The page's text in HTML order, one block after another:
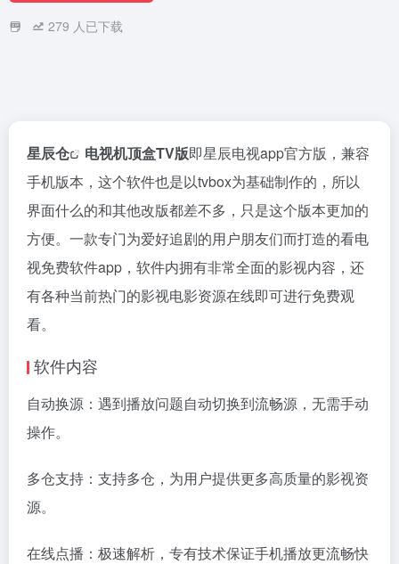
279 人已下载
星辰仓 电视机顶盒TV版即星辰电视app官方版，兼容
手机版本，这个软件也是以tvbox为基础制作的，所以
界面什么的和其他改版都差不多，只是这个版本更加的
方便。一款专门为爱好追剧的用户朋友们而打造的看电
视免费软件app，软件内拥有非常全面的影视内容，还
有各种当前热门的影视电影资源在线即可进行免费观
看。
软件内容
自动换源：遇到播放问题自动切换到流畅源，无需手动
操作。
多仓支持：支持多仓，为用户提供更多高质量的影视资
源。
在线点播：极速解析，专有技术保证手机播放更流畅快